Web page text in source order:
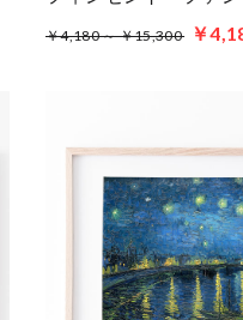
￥4,180 ～ ￥15,300 ￥